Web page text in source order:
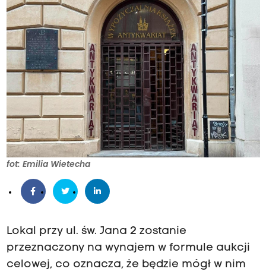
fot: Emilia Wietecha
Lokal przy ul. św. Jana 2 zostanie
przeznaczony na wynajem w formule aukcji
celowej, co oznacza, że będzie mógł w nim